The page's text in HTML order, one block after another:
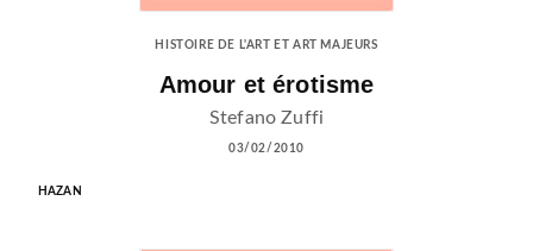
HISTOIRE DE L'ART ET ART MAJEURS
Amour et érotisme
Stefano Zuffi
03/02/2010
HAZAN